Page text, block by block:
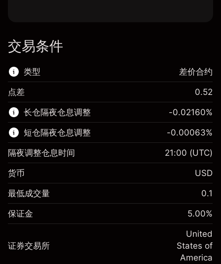
交易条件
类型
该金融市场可进行差价合约交易。
了解更多:
差价合约
差价合约
点差 0.52
长仓隔夜仓息调整
保证金。您的投资 $1,000.00
隔夜仓息
-0.021596
%
(-$4.32)
来自杠杆的资金 - 美元（大约值）
$19,000.00
-0.02160%
短仓隔夜仓息调整
保证金。您的投资 $1,000.00
隔夜仓息
-0.000626
%
(-$0.13)
$20,000.00
-0.00063%
隔夜调整仓息时间 21:00 (UTC)
货币 USD
最低成交量 0.1
保证金 5.00%
证券交易所
United
States of
America